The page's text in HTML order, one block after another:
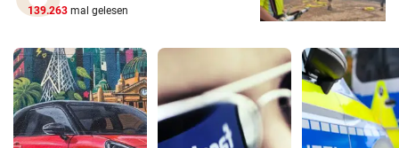
139.263 mal gelesen